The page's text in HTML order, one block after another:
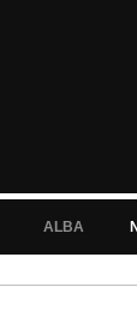
ALBA